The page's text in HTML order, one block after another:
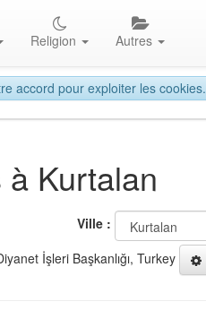
accord pour exploiter les cookies.
Religion Autres
Kurtalan
Ville :
İşleri Başkanlığı, Turkey